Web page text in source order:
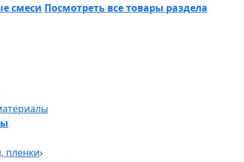
смеси Посмотреть все товары раздела
пленки